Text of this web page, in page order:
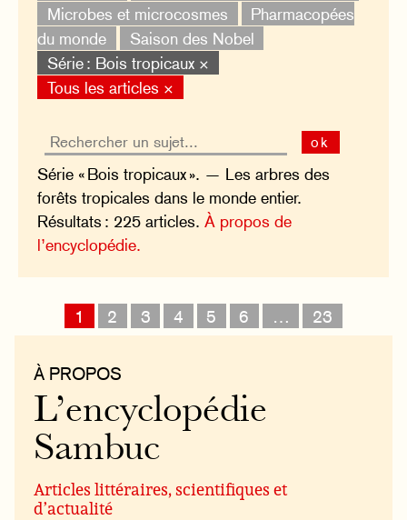
Microbes et microcosmes
Pharmacopées
du monde
Saison des Nobel
Série : Bois tropicaux ×
Tous les articles ×
ok
Série « Bois tropicaux ». — Les arbres des
forêts tropicales dans le monde entier.
Résultats : 225 articles.À propos de
l’encyclopédie.
1 2 3 4 5 6 … 23
À PROPOS
L’encyclopédie
Sambuc
Articles littéraires, scientifiques et
d’actualité